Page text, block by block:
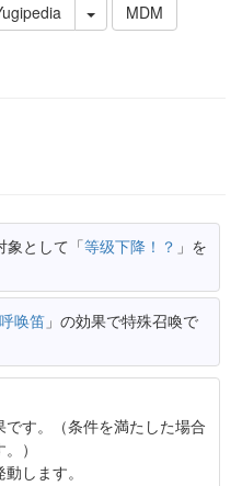
MDM
象として「等级下降！？ 」を
唤笛 」の効果で特殊召喚で
す。（条件を満たした場合
）
します。